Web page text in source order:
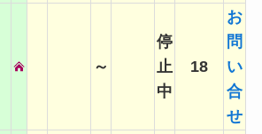
～
停
止
中
18
お
問
い
合
せ